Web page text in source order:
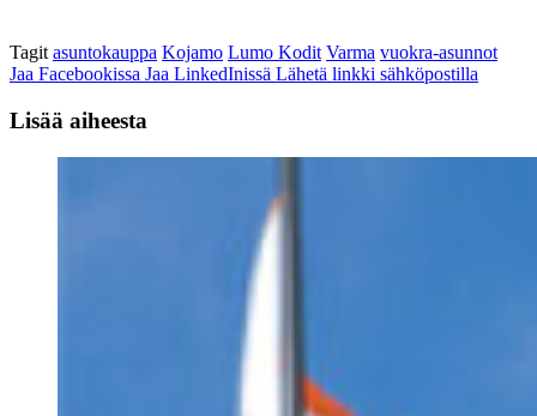
Tagit asuntokauppa Kojamo Lumo Kodit Varma vuokra-asunnot
Jaa Facebookissa Jaa LinkedInissä Lähetä linkki sähköpostilla
Lisää aiheesta